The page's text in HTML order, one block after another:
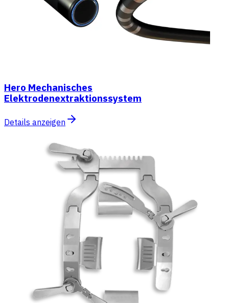
Hero Mechanisches
Elektrodenextraktionssystem
Details anzeigen